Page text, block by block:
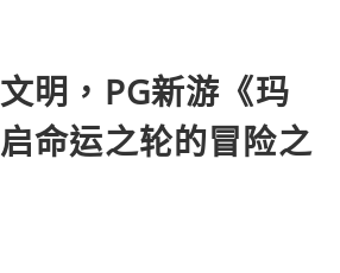
明，PG新游《玛
命运之轮的冒险之